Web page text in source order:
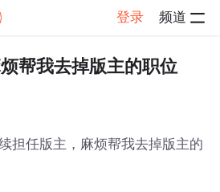
登录 频道
帖子详情
帮我去掉版主的职位
担任版主，麻烦帮我去掉版主的